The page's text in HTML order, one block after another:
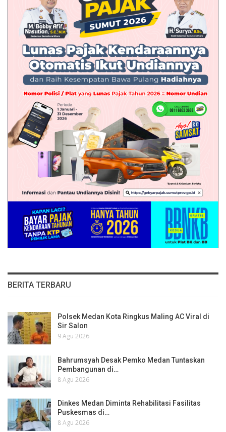
BERITA TERBARU
Polsek Medan Kota Ringkus Maling AC Viral di
Sir Salon
9 Agu 2026
Bahrumsyah Desak Pemko Medan Tuntaskan
Pembangunan di…
8 Agu 2026
Dinkes Medan Diminta Rehabilitasi Fasilitas
Puskesmas di…
8 Agu 2026